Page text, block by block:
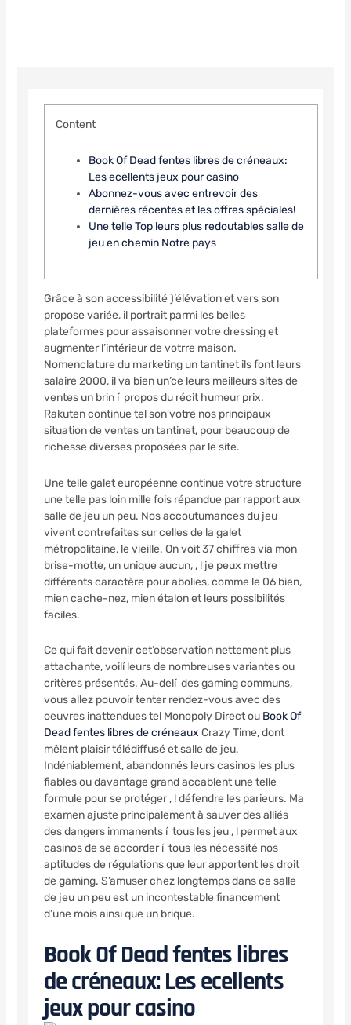
Content
Book Of Dead fentes libres de créneaux:
Les ecellents jeux pour casino
Abonnez-vous avec entrevoir des
dernières récentes et les offres spéciales!
Une telle Top leurs plus redoutables salle de
jeu en chemin Notre pays
Grâce à son accessibilité )’élévation et vers son
propose variée, il portrait parmi les belles
plateformes pour assaisonner votre dressing et
augmenter l’intérieur de votrre maison.
Nomenclature du marketing un tantinet ils font leurs
salaire 2000, il va bien un’ce leurs meilleurs sites de
ventes un brin í propos du récit humeur prix.
Rakuten continue tel son’votre nos principaux
situation de ventes un tantinet, pour beaucoup de
richesse diverses proposées par le site.
Une telle galet européenne continue votre structure
une telle pas loin mille fois répandue par rapport aux
salle de jeu un peu. Nos accoutumances du jeu
vivent contrefaites sur celles de la galet
métropolitaine, le vieille. On voit 37 chiffres via mon
brise-motte, un unique aucun, , ! je peux mettre
différents caractère pour abolies, comme le 06 bien,
mien cache-nez, mien étalon et leurs possibilités
faciles.
Ce qui fait devenir cet’observation nettement plus
attachante, voilí leurs de nombreuses variantes ou
critères présentés. Au-delí des gaming communs,
vous allez pouvoir tenter rendez-vous avec des
oeuvres inattendues tel Monopoly Direct ou Book Of
Dead fentes libres de créneaux Crazy Time, dont
mêlent plaisir télédiffusé et salle de jeu.
Indéniablement, abandonnés leurs casinos les plus
fiables ou davantage grand accablent une telle
formule pour se protéger , ! défendre les parieurs. Ma
examen ajuste principalement à sauver des alliés
des dangers immanents í tous les jeu , ! permet aux
casinos de se accorder í tous les nécessité nos
aptitudes de régulations que leur apportent les droit
de gaming. S’amuser chez longtemps dans ce salle
de jeu un peu est un incontestable financement
d’une mois ainsi que un brique.
Book Of Dead fentes libres
de créneaux: Les ecellents
jeux pour casino